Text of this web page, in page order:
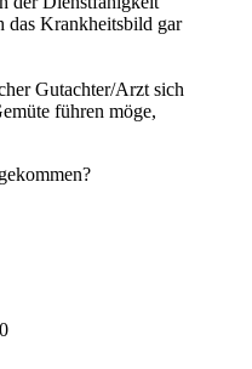
das Krankheitsbild gar
Gutachter/Arzt sich
führen möge,